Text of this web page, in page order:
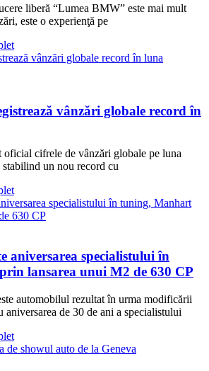
liberă “Lumea BMW” este mai mult
este o experienţă pe
vânzări globale record în
cifrele de vânzări globale pe luna
un nou record cu
aniversarea specialistului în
lansarea unui M2 de 630 CP
automobilul rezultat în urma modificării
de 30 de ani a specialistului